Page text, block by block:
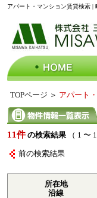
アパート・マンション賃貸検索
TOPページ ＞ アパート
11件 の検索結果 （ 1 〜
前の検索結果
所在地
沿線